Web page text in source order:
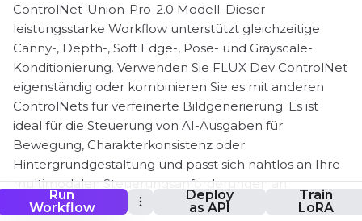
Run
Workflow
Deploy
as API
Train
LoRA
ControlNet-Union-Pro-2.0 Modell. Dieser
leistungsstarke Workflow unterstützt gleichzeitige
Canny-, Depth-, Soft Edge-, Pose- und Grayscale-
Konditionierung. Verwenden Sie FLUX Dev ControlNet
eigenständig oder kombinieren Sie es mit anderen
ControlNets für verfeinerte Bildgenerierung. Es ist
ideal für die Steuerung von AI-Ausgaben für
Bewegung, Charakterkonsistenz oder
Hintergrundgestaltung und passt sich nahtlos an Ihre
multimodalen Steuerungsanforderungen an.
This workflow uses the FLUX.1-dev-ControlNet-Union-